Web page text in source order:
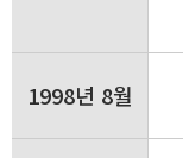
1998년 8월